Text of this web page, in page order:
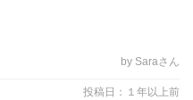
by Saraさん
投稿日：１年以上前